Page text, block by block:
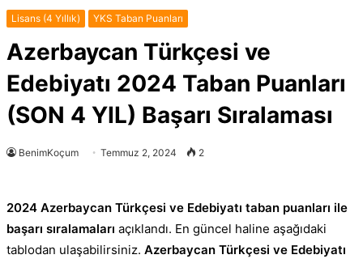
Lisans (4 Yıllık) YKS Taban Puanları
Azerbaycan Türkçesi ve
Edebiyatı 2024 Taban Puanları
(SON 4 YIL) Başarı Sıralaması
BenimKoçum Temmuz 2, 2024 2
2024 Azerbaycan Türkçesi ve Edebiyatı taban puanları ile
başarı sıralamaları açıklandı. En güncel haline aşağıdaki
tablodan ulaşabilirsiniz. Azerbaycan Türkçesi ve Edebiyatı